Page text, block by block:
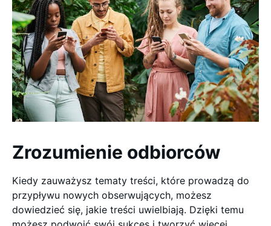
Zrozumienie odbiorców
Kiedy zauważysz tematy treści, które prowadzą do
przypływu nowych obserwujących, możesz
dowiedzieć się, jakie treści uwielbiają. Dzięki temu